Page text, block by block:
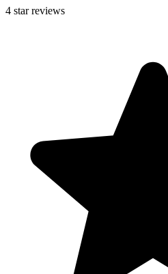
4 star reviews